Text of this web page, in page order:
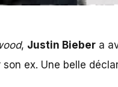
, Justin Biebera
son ex. Une belle